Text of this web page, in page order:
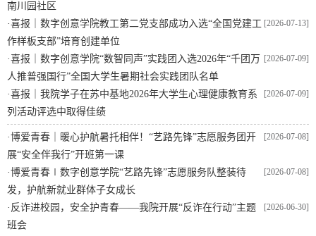
南川园社区
[2026-07-13]
·喜报｜数字创意学院教工第二党支部成功入选“全国党建工
作样板支部”培育创建单位
[2026-07-09]
·喜报｜数字创意学院“数智同声”实践团入选2026年“千团万
人推普强国行”全国大学生暑期社会实践团队名单
[2026-07-09]
·喜报｜我院学子在苏中基地2026年大学生心理健康教育系
列活动评选中取得佳绩
[2026-07-08]
·博爱青春｜暖心护航暑托相伴！“艺路先锋”志愿服务团开
展“安全伴我行”开班第一课
[2026-07-08]
·博爱青春∣数字创意学院“艺路先锋”志愿服务队整装待
发，护航新就业群体子女成长
[2026-06-30]
· 反诈进校园，安全护青春——我院开展“反诈在行动”主题
班会